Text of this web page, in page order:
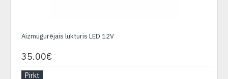
Aizmugurējais lukturis LED 12V
35.00€
Pirkt